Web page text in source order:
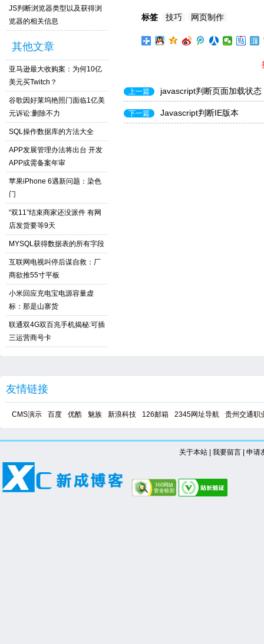
JS判断浏览器类型以及获得浏
览器的相关信息
其他文章
亚马逊最大收购案：为何10亿
美元买Twitch？
谷歌因好莱坞艳照门面临1亿美
元诉讼:删除不力
SQL操作数据库的方法大全
APP发展管理办法将出台 开发
APP或需备案年审
苹果iPhone 6遇新问题：染色
门
“双11”结束商家还没派件 有网
店发货要等9天
MYSQL获得数据表的所有字段
互联网电视叫停后谋自救：厂
商欲推55寸平板
小米回应充电宝电源容量虚
标：那是山寨货
联通双4G双百兆手机揭秘:可插
三运营商号卡
标签 技巧 网页制作
上一篇 javascript判断页面加载状态
下一篇 Javascript判断IE版本
友情链接
CMS演示 百度 优酷 魅族 新浪科技 126邮箱 2345网址导航 贵州交通职
关于本站| 我要留言| 申请